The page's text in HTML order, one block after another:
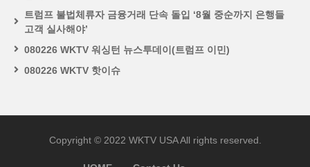
트럼프 불법체류자 금융거래 단속 돌입 ‘8월 중순까지 은행들
고객 실사해야’
080226 WKTV 워싱턴 뉴스투데이(트럼프 이민)
080226 WKTV 핫이슈
Copyright © 2022 WKTV USA All rights reserved.